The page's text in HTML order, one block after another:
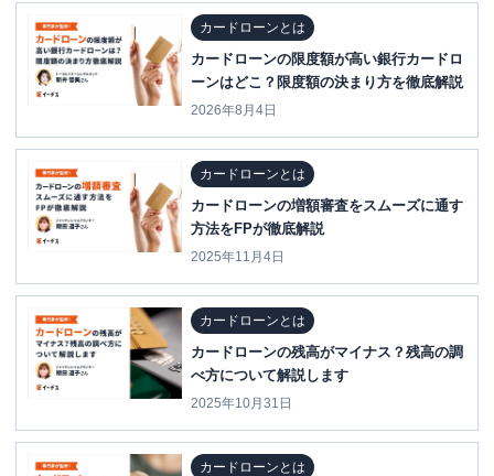
カードローンとは
カードローンの限度額が高い銀行カードロ
ーンはどこ？限度額の決まり方を徹底解説
2026年8月4日
カードローンとは
カードローンの増額審査をスムーズに通す
方法をFPが徹底解説
2025年11月4日
カードローンとは
カードローンの残高がマイナス？残高の調
べ方について解説します
2025年10月31日
カードローンとは